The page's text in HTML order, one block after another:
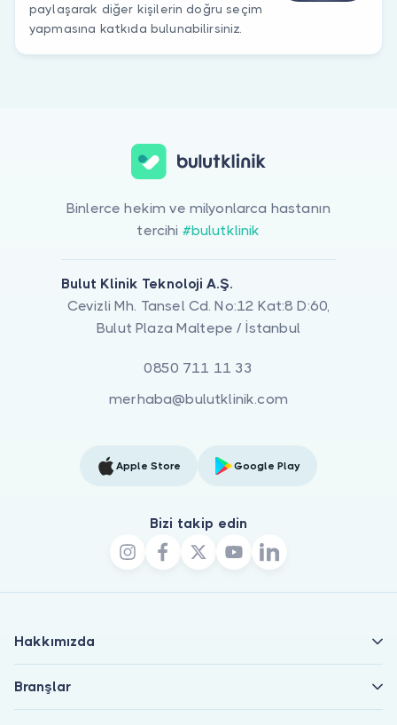
paylaşarak diğer kişilerin doğru seçim
yapmasına katkıda bulunabilirsiniz.
Binlerce hekim ve milyonlarca hastanın
tercihi #bulutklinik
Bulut Klinik Teknoloji A.Ş.
Cevizli Mh. Tansel Cd. No:12 Kat:8 D:60,
Bulut Plaza Maltepe / İstanbul
0850 711 11 33
merhaba@bulutklinik.com
Apple Store Google Play
Bizi takip edin
Hakkımızda
Branşlar